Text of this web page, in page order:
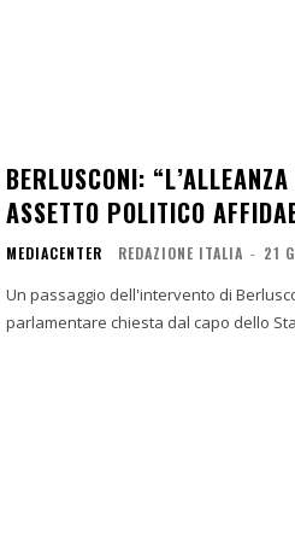
BERLUSCONI:
ASSETTO POLITICO
MEDIACENTER REDAZIONE ITALIA - 21
Un passaggio dell'intervento di
parlamentare chiesta dal capo dello